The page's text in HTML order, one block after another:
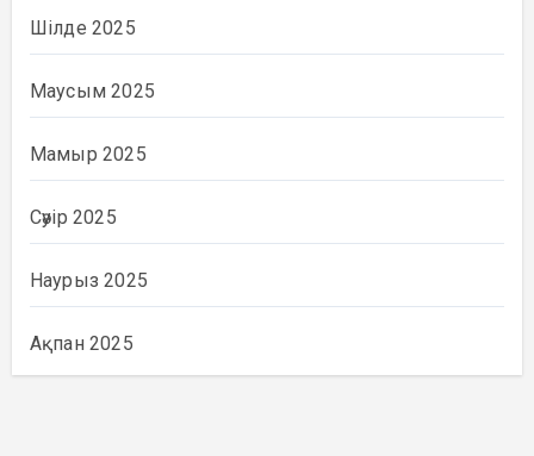
Шілде 2025
Маусым 2025
Мамыр 2025
Сәуір 2025
Наурыз 2025
Ақпан 2025